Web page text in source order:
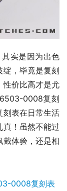
实是因为出色
绽，毕竟是复刻
性价比高才是尤
0008复刻
刻表在日常生活
！虽然不能过
体验，还是相
0008复刻表